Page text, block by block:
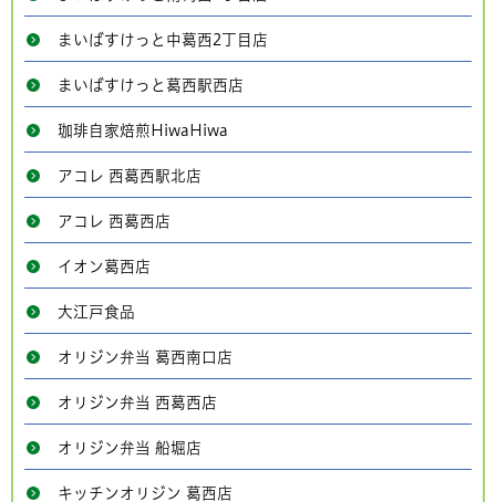
まいばすけっと中葛西2丁目店
まいばすけっと葛西駅西店
珈琲自家焙煎HiwaHiwa
アコレ 西葛西駅北店
アコレ 西葛西店
イオン葛西店
大江戸食品
オリジン弁当 葛西南口店
オリジン弁当 西葛西店
オリジン弁当 船堀店
キッチンオリジン 葛西店